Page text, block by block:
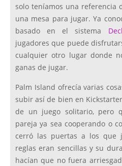
solo teníamos una referencia
una mesa para jugar. Ya
basado en el sistema
jugadores que puede
cualquier otro lugar donde
ganas de jugar.
Palm Island ofrecía varias
subir así de bien en
de un juego solitario, pero
pareja ya sea cooperando o
cerró las puertas a los que
reglas eran sencillas y su
hacían que no fuera